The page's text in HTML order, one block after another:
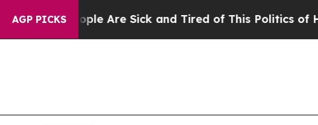
AGP PICKS
“People Are Sick and Tired of This Politics of Hatred”